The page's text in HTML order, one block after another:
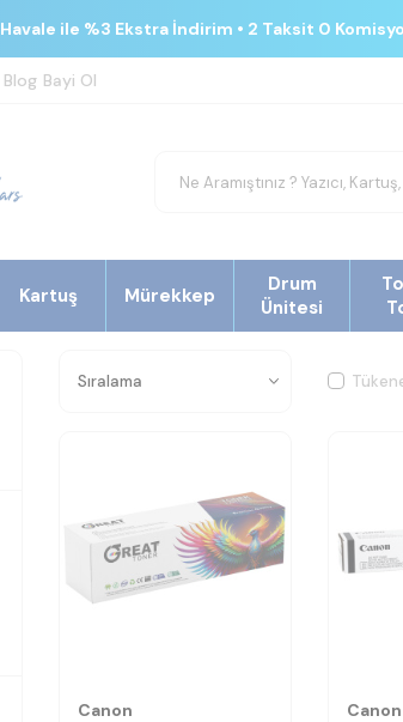
Havale ile %3 Ekstra İndirim • 2 Taksit 0
Blog Bayi Ol
Kartuş Mürekkep
Drum
Ünitesi
Canon Canon